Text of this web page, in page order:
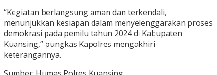
“Kegiatan berlangsung aman dan terkendali,
menunjukkan kesiapan dalam menyelenggarakan proses
demokrasi pada pemilu tahun 2024 di Kabupaten
Kuansing,” pungkas Kapolres mengakhiri
keterangannya.